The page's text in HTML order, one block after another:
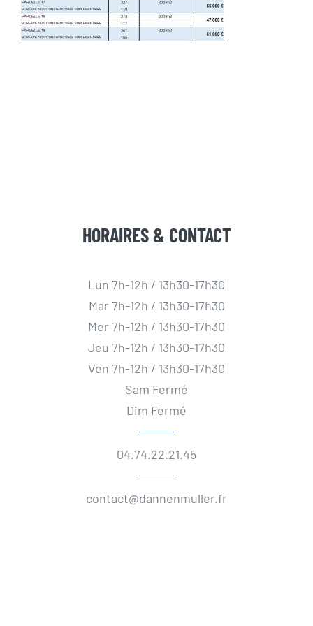
HORAIRES & CONTACT
Lun 7h-12h / 13h30-17h30
Mar 7h-12h / 13h30-17h30
Mer 7h-12h / 13h30-17h30
Jeu 7h-12h / 13h30-17h30
Ven 7h-12h / 13h30-17h30
Sam Fermé
Dim Fermé
04.74.22.21.45
contact@dannenmuller.fr